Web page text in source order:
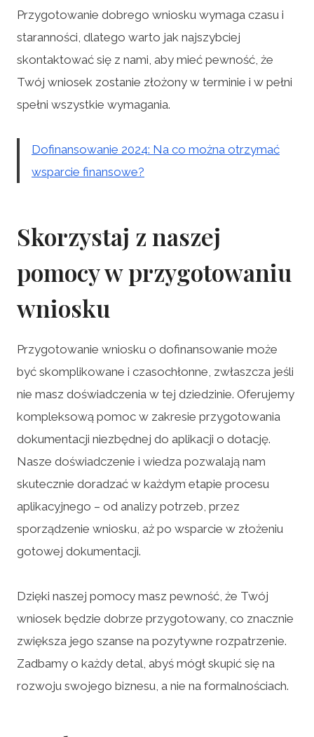
Przygotowanie dobrego wniosku wymaga czasu i
staranności, dlatego warto jak najszybciej
skontaktować się z nami, aby mieć pewność, że
Twój wniosek zostanie złożony w terminie i w pełni
spełni wszystkie wymagania.
Dofinansowanie 2024: Na co można otrzymać
wsparcie finansowe?
Skorzystaj z naszej
pomocy w przygotowaniu
wniosku
Przygotowanie wniosku o dofinansowanie może
być skomplikowane i czasochłonne, zwłaszcza jeśli
nie masz doświadczenia w tej dziedzinie. Oferujemy
kompleksową pomoc w zakresie przygotowania
dokumentacji niezbędnej do aplikacji o dotację.
Nasze doświadczenie i wiedza pozwalają nam
skutecznie doradzać w każdym etapie procesu
aplikacyjnego – od analizy potrzeb, przez
sporządzenie wniosku, aż po wsparcie w złożeniu
gotowej dokumentacji.
Dzięki naszej pomocy masz pewność, że Twój
wniosek będzie dobrze przygotowany, co znacznie
zwiększa jego szanse na pozytywne rozpatrzenie.
Zadbamy o każdy detal, abyś mógł skupić się na
rozwoju swojego biznesu, a nie na formalnościach.